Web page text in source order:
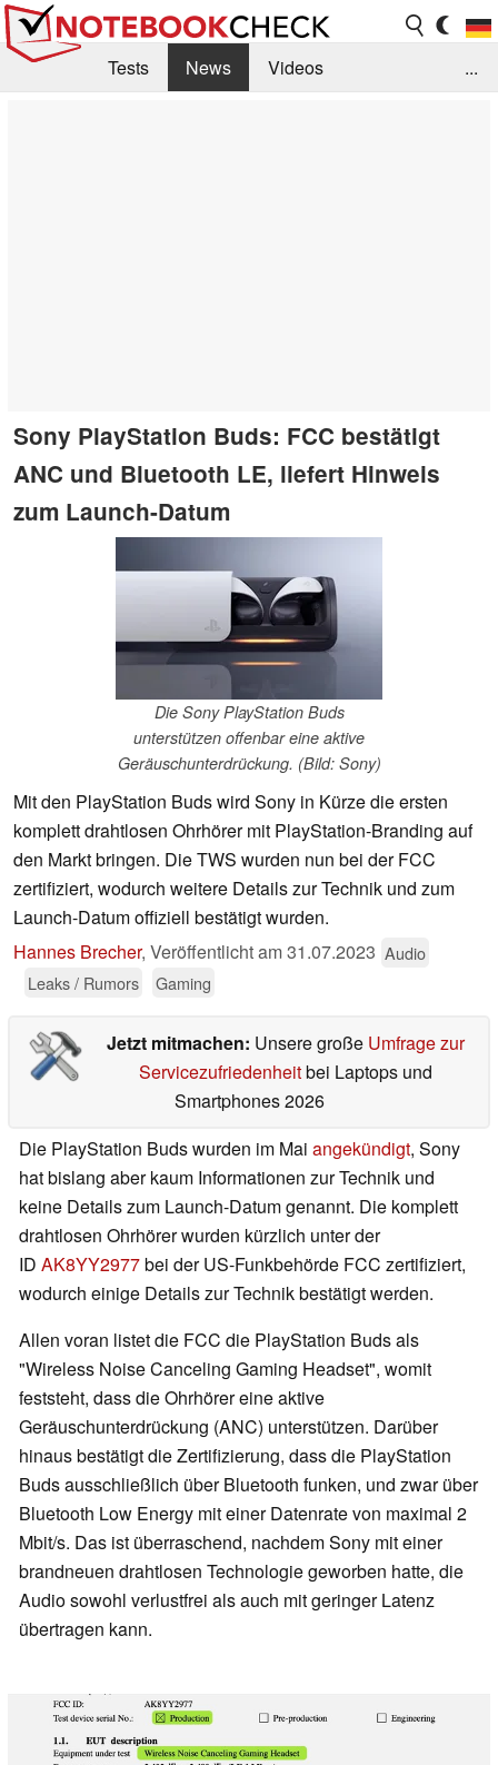
Tests News
Videos
...
Sony PlayStation Buds: FCC bestätigt
ANC und Bluetooth LE, liefert Hinweis
zum Launch-Datum
Die Sony PlayStation Buds
unterstützen offenbar eine aktive
Geräuschunterdrückung. (Bild: Sony)
Mit den PlayStation Buds wird Sony in Kürze die ersten
komplett drahtlosen Ohrhörer mit PlayStation-Branding auf
den Markt bringen. Die TWS wurden nun bei der FCC
zertifiziert, wodurch weitere Details zur Technik und zum
Launch-Datum offiziell bestätigt wurden.
Hannes Brecher, Veröffentlicht am31.07.2023 Audio
Leaks / Rumors
Gaming
Jetzt mitmachen: Unsere große Umfrage zur
Servicezufriedenheitbei Laptops und
Smartphones 2026
Die PlayStation Buds wurden im Mai angekündigt, Sony
hat bislang aber kaum Informationen zur Technik und
keine Details zum Launch-Datum genannt. Die komplett
drahtlosen Ohrhörer wurden kürzlich unter der
ID AK8YY2977bei der US-Funkbehörde FCC zertifiziert,
wodurch einige Details zur Technik bestätigt werden.
Allen voran listet die FCC die PlayStation Buds als
"Wireless Noise Canceling Gaming Headset", womit
feststeht, dass die Ohrhörer eine aktive
Geräuschunterdrückung (ANC) unterstützen. Darüber
hinaus bestätigt die Zertifizierung, dass die PlayStation
Buds ausschließlich über Bluetooth funken, und zwar über
Bluetooth Low Energy mit einer Datenrate von maximal 2
Mbit/s. Das ist überraschend, nachdem Sony mit einer
brandneuen drahtlosen Technologie geworben hatte, die
Audio sowohl verlustfrei als auch mit geringer Latenz
übertragen kann.